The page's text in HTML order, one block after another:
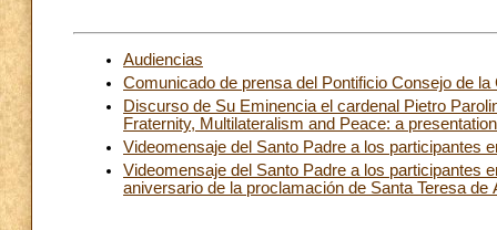
Audiencias
Comunicado de prensa del Pontificio Consejo de la
Discurso de Su Eminencia el cardenal Pietro
Fraternity, Multilateralism and Peace: a
Videomensaje del Santo Padre a los participantes
Videomensaje del Santo Padre a los participantes
aniversario de la proclamación de Santa Teresa